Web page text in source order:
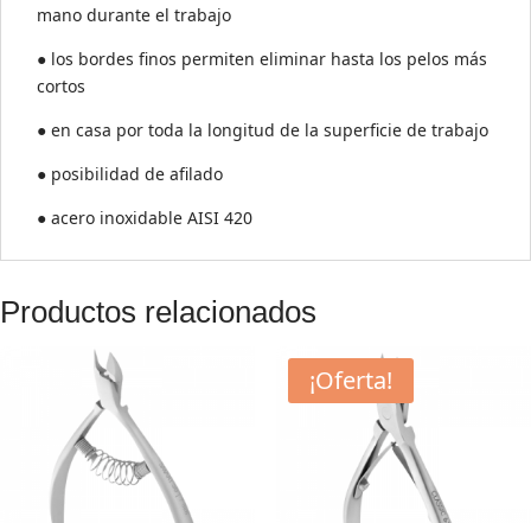
mano durante el trabajo
● los bordes finos permiten eliminar hasta los pelos más
cortos
● en casa por toda la longitud de la superficie de trabajo
● posibilidad de afilado
● acero inoxidable AISI 420
Productos relacionados
¡Oferta!